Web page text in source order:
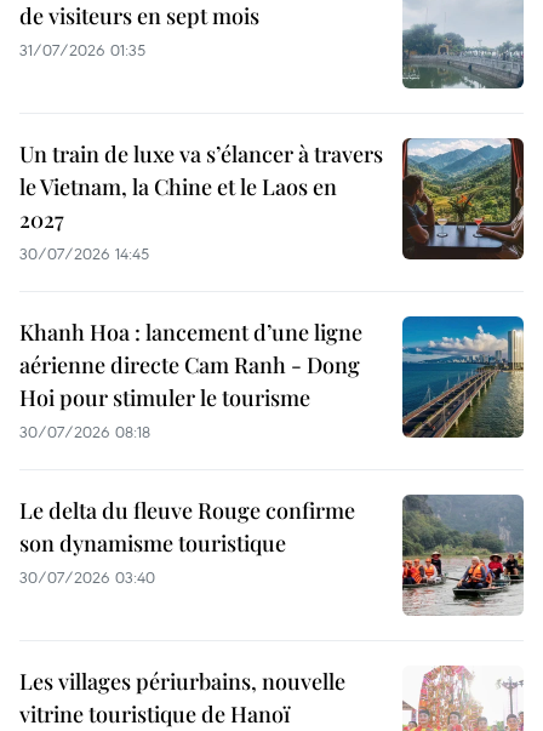
de visiteurs en sept mois ​
31/07/2026 01:35
Un train de luxe va s’élancer à travers
le Vietnam, la Chine et le Laos en
2027
30/07/2026 14:45
Khanh Hoa : lancement d’une ligne
aérienne directe Cam Ranh - Dong
Hoi pour stimuler le tourisme
30/07/2026 08:18
Le delta du fleuve Rouge confirme
son dynamisme touristique
30/07/2026 03:40
Les villages périurbains, nouvelle
vitrine touristique de Hanoï